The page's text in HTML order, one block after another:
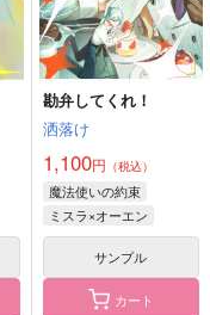
サンプル
作品詳細
勘弁してくれ！
洒落け
1,100円 （税込）
魔法使いの約束
ミスラ×オーエン
サンプル
カート